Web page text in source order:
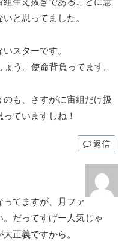
と思ってました。
スターです。
う。使命背負ってます。
も、さすがに宙組だけ扱
ていますしね！
返信
ってますが、月ファ
だってすげー人気じゃ
正義ですから。